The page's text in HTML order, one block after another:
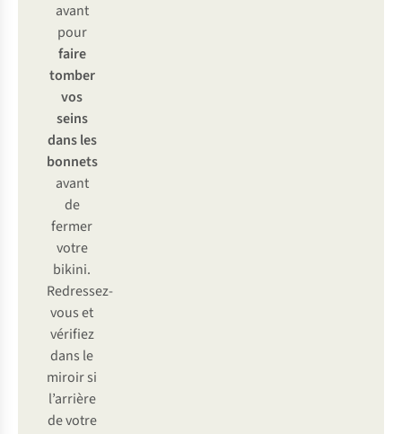
avant
pour
faire
tomber
vos
seins
dans les
bonnets
avant
de
fermer
votre
bikini.
Redressez-
vous et
vérifiez
dans le
miroir si
l’arrière
de votre